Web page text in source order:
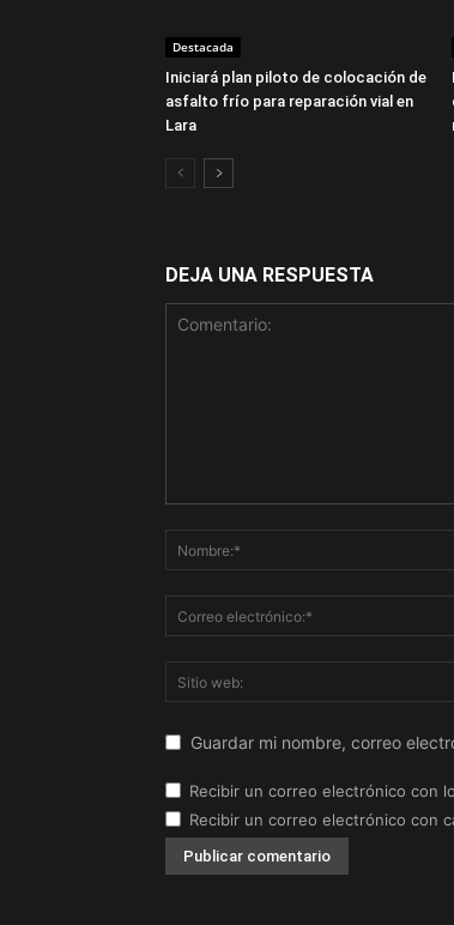
Destacada
Iniciará plan piloto de colocación de
asfalto frío para reparación vial en
Lara
DEJA UNA RESPUESTA
Guardar mi nombre, correo
Recibir un correo electrónico con
Recibir un correo electrónico con